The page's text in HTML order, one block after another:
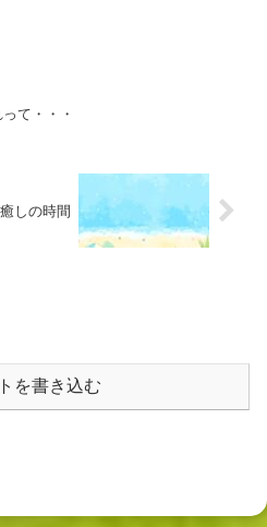
て・・・
癒しの時間
を書き込む